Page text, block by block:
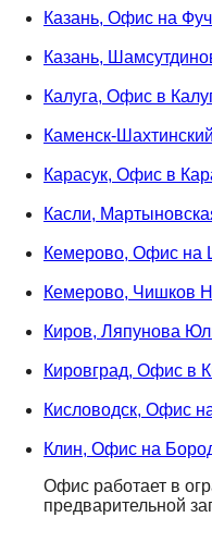
Казань, Офис на
Казань,
Калуга, Офис в
Каменск-
Карасук, Офис в
Касли,
Кемерово, Офис на
Кемерово, Чишков
Киров, Ляпунова
Кировград, Офис в
Кисловодск, Офис
Клин, Офис на
Офис работает в
предварительной